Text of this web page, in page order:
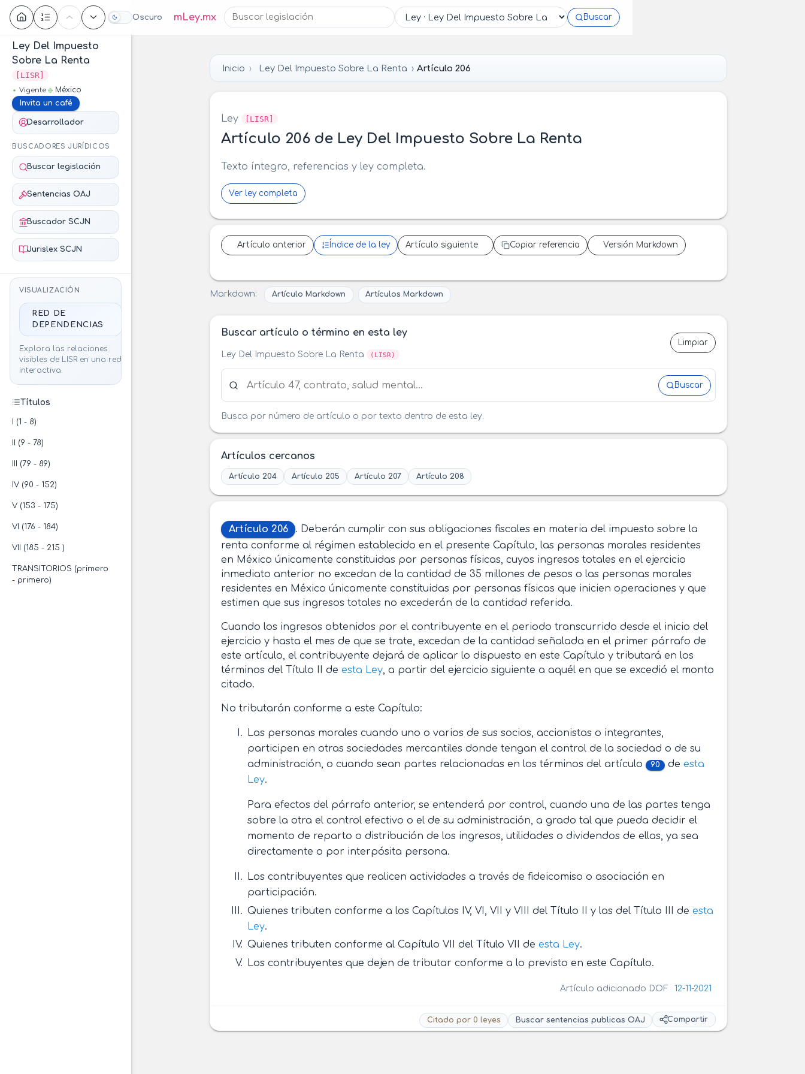
Oscuro mLey.mx Buscar
Contenido
Ley Del Impuesto
Sobre La Renta
[LISR]
Vigente
México
Invita un café
Desarrollador
BUSCADORES JURÍDICOS
Buscar legislación
Sentencias OAJ
Buscador SCJN
Jurislex SCJN
VISUALIZACIÓN
RED DE
DEPENDENCIAS
Explora las relaciones
visibles de LISR en una red
interactiva.
Títulos
I (1 - 8)
II (9 - 78)
III (79 - 89)
IV (90 - 152)
V (153 - 175)
VI (176 - 184)
VII (185 - 215 )
TRANSITORIOS (primero
- primero)
Inicio Ley Del Impuesto Sobre La Renta Artículo 206
Ley [LISR]
Artículo 206 de Ley Del Impuesto Sobre La Renta
Texto íntegro, referencias y ley completa.
Ver ley completa
Artículo anterior Índice de la ley Artículo siguiente Copiar referencia Versión Markdown
Markdown: Artículo Markdown Artículos Markdown
Buscar artículo o término en esta ley
Ley Del Impuesto Sobre La Renta (LISR)
Limpiar
Buscar
Busca por número de artículo o por texto dentro de esta ley.
Artículos cercanos
Artículo 204 Artículo 205 Artículo 207 Artículo 208
Artículo 206
. Deberán cumplir con sus obligaciones fiscales en materia del impuesto sobre la
renta conforme al régimen establecido en el presente Capítulo, las personas morales residentes
en México únicamente constituidas por personas físicas, cuyos ingresos totales en el ejercicio
inmediato anterior no excedan de la cantidad de 35 millones de pesos o las personas morales
residentes en México únicamente constituidas por personas físicas que inicien operaciones y que
estimen que sus ingresos totales no excederán de la cantidad referida.
Cuando los ingresos obtenidos por el contribuyente en el periodo transcurrido desde el inicio del
ejercicio y hasta el mes de que se trate, excedan de la cantidad señalada en el primer párrafo de
este artículo, el contribuyente dejará de aplicar lo dispuesto en este Capítulo y tributará en los
términos del Título II deesta Ley, a partir del ejercicio siguiente a aquél en que se excedió el monto
citado.
No tributarán conforme a este Capítulo:
Las personas morales cuando uno o varios de sus socios, accionistas o integrantes,
participen en otras sociedades mercantiles donde tengan el control de la sociedad o de su
administración, o cuando sean partes relacionadas en los términos del artículo 90 deesta
Ley.
Para efectos del párrafo anterior, se entenderá por control, cuando una de las partes tenga
sobre la otra el control efectivo o el de su administración, a grado tal que pueda decidir el
momento de reparto o distribución de los ingresos, utilidades o dividendos de ellas, ya sea
directamente o por interpósita persona.
Los contribuyentes que realicen actividades a través de fideicomiso o asociación en
participación.
Quienes tributen conforme a los Capítulos IV, VI, VII y VIII del Título II y las del Título III deesta
Ley.
Quienes tributen conforme al Capítulo VII del Título VII deesta Ley.
Los contribuyentes que dejen de tributar conforme a lo previsto en este Capítulo.
Artículo adicionado DOF 12-11-2021
Citado por 0 leyes Buscar sentencias publicas OAJ Compartir